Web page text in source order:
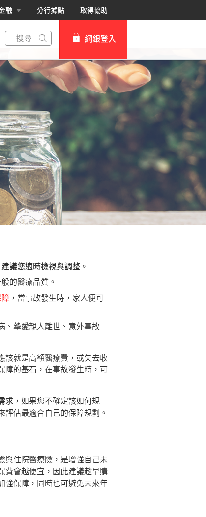
融 分行據點 取得協助
網銀登入
個人網路銀行
Card+ 信用卡數位服務
企業網路銀行
議您適時檢視與調整。
的醫療品質。
，當事故發生時，家人便可
、摯愛親人離世、意外事故
該就是高額醫療費，或失去收
障的基石，在事故發生時，可
求 ，如果您不確定該如何規
估最適合自己的保障規劃。
與住院醫療險，是增強自己未
費會越便宜，因此建議趁早購
強保障，同時也可避免未來年